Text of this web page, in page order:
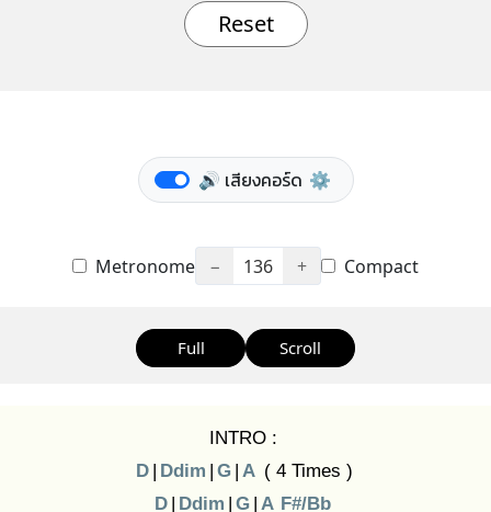
Reset
🔊 เสียงคอร์ด ⚙️
Metronome − 136 + Compact
Full Scroll
INTRO :
D | Ddim | G | A ( 4 Times )
D | Ddim | G | A F#/Bb